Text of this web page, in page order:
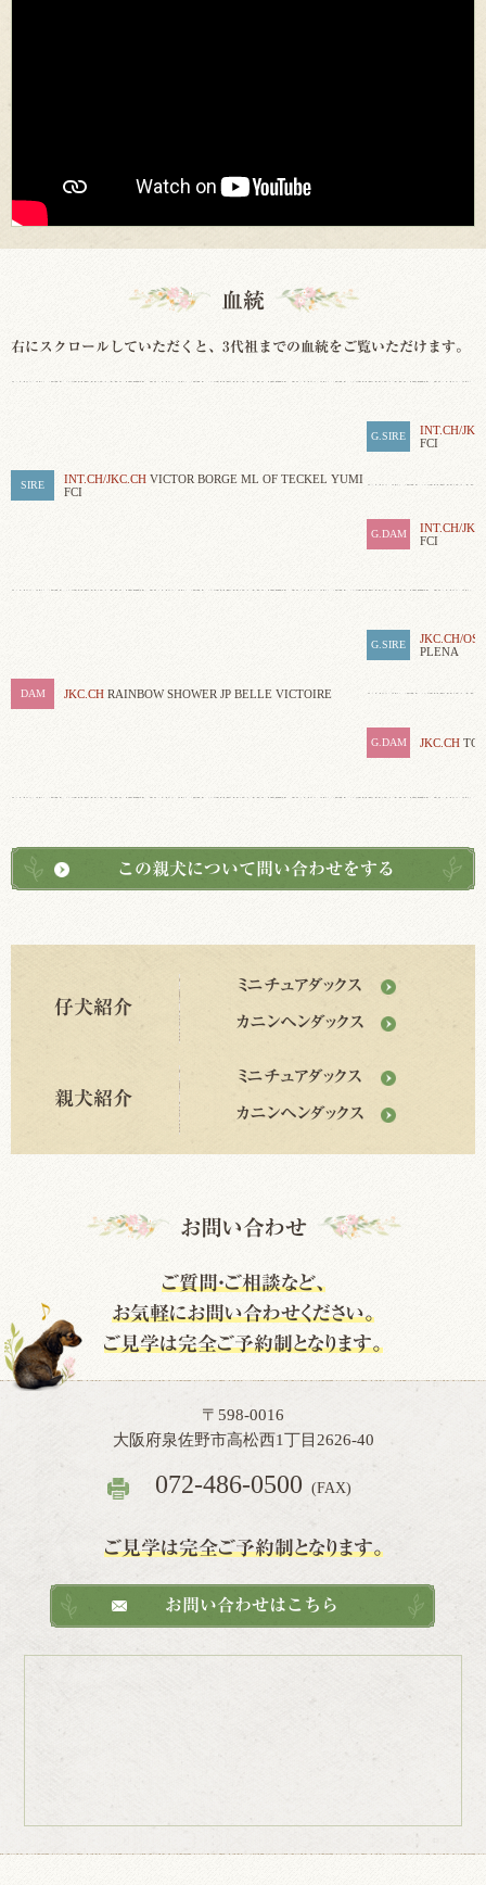
血統
右にスクロールしていただくと、3代祖までの血統をご覧いただけます。
SIRE INT.CH/JKC.CHVICTOR BORGE ML OF TECKEL YUMI
FCI
G.SIRE
INT.CH/
FCI
G.DAM
INT.CH/
FCI
DAM JKC.CHRAINBOW SHOWER JP BELLE VICTOIRE
G.SIRE
JKC.CH/OS/
PLENA
G.DAM JKC.CHTOP
この親犬について問い合わせをする
仔犬紹介
ミニチュアダックス
カニンヘンダックス
親犬紹介
ミニチュアダックス
カニンヘンダックス
お問い合わせ
ご質問・ご相談など、
お気軽にお問い合わせください。
ご見学は完全ご予約制となります。
〒598-0016
大阪府泉佐野市高松西1丁目2626-40
072-486-0500 (FAX)
ご見学は完全ご予約制となります。
お問い合わせはこちら